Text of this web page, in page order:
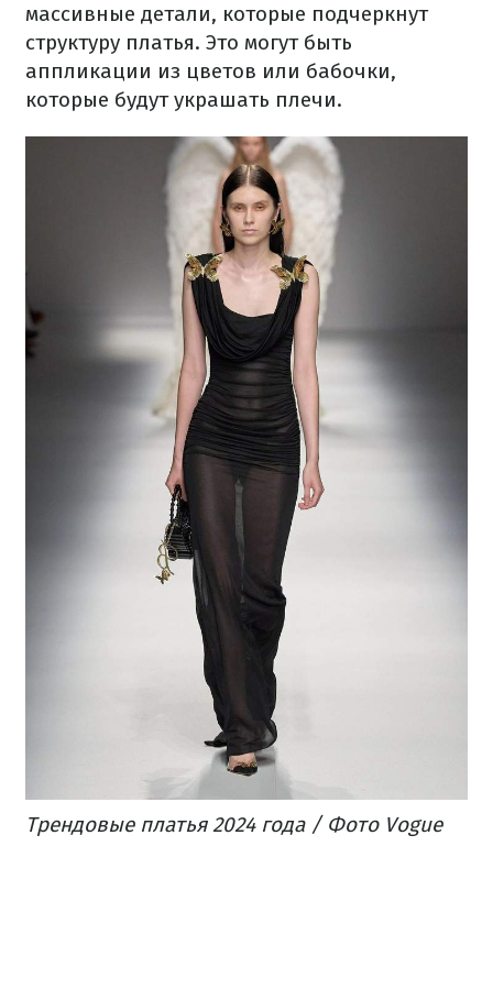
массивные детали, которые подчеркнут
структуру платья. Это могут быть
аппликации из цветов или бабочки,
которые будут украшать плечи.
Трендовые платья 2024 года / Фото Vogue